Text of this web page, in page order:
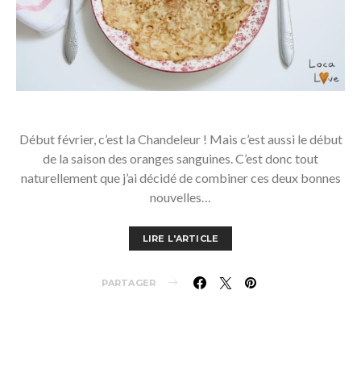
Début février, c’est la Chandeleur ! Mais c’est aussi le début
de la saison des oranges sanguines. C’est donc tout
naturellement que j’ai décidé de combiner ces deux bonnes
nouvelles…
LIRE L'ARTICLE
PARTAGER